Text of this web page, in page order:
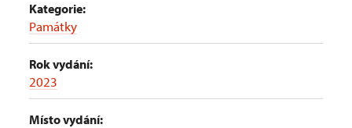
Kategorie:
Památky
Rok vydání:
2023
Místo vydání: